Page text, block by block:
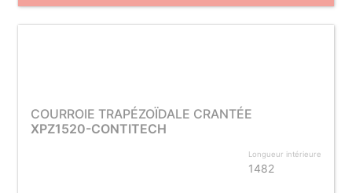
COURROIE TRAPÉZOÏDALE CRANTÉE
XPZ1520-CONTITECH
Longueur intérieure
1482